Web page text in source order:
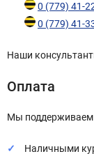
0 (779) 41-
0 (779) 41-
Наши
Оплата
Мы поддерживаем
Наличными